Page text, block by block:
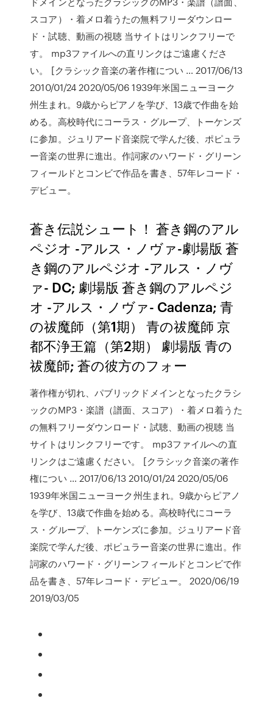
スコア）・着メロ着うたの無料フリーダウンロー
ド・試聴、動画の視聴 当サイトはリンクフリーで
す。 mp3ファイルへの直リンクはご遠慮くださ
い。 [クラシック音楽の著作権につい … 2017/06/13
2010/01/24 2020/05/06 1939年米国ニューヨーク
州生まれ。9歳からピアノを学び、13歳で作曲を始
める。高校時代にコーラス・グループ、トーケンズ
に参加。ジュリアード音楽院で学んだ後、ポピュラ
ー音楽の世界に進出。作詞家のハワード・グリーン
フィールドとコンビで作品を書き、57年レコード・
デビュー。
蒼き伝説シュート！ 蒼き鋼のアル
ペジオ -アルス・ノヴァ-劇場版 蒼
き鋼のアルペジオ -アルス・ノヴ
ァ- DC; 劇場版 蒼き鋼のアルペジ
オ -アルス・ノヴァ- Cadenza; 青
の祓魔師（第1期） 青の祓魔師 京
都不浄王篇（第2期） 劇場版 青の
祓魔師; 蒼の彼方のフォー
著作権が切れ、パブリックドメインとなったクラシ
ックのMP3・楽譜（譜面、スコア）・着メロ着うた
の無料フリーダウンロード・試聴、動画の視聴 当
サイトはリンクフリーです。 mp3ファイルへの直
リンクはご遠慮ください。 [クラシック音楽の著作
権につい … 2017/06/13 2010/01/24 2020/05/06
1939年米国ニューヨーク州生まれ。9歳からピアノ
を学び、13歳で作曲を始める。高校時代にコーラ
ス・グループ、トーケンズに参加。ジュリアード音
楽院で学んだ後、ポピュラー音楽の世界に進出。作
詞家のハワード・グリーンフィールドとコンビで作
品を書き、57年レコード・デビュー。 2020/06/19
2019/03/05